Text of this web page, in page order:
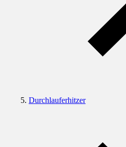
Durchlauferhitzer